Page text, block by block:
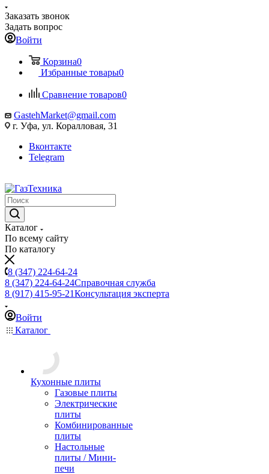
Заказать звонок
Задать вопрос
Войти
Корзина0
Избранные товары0
Сравнение товаров0
GastehMarket@gmail.com
г. Уфа, ул. Коралловая, 31
Вконтакте
Telegram
Каталог
По всему сайту
По каталогу
8 (347) 224-64-24
8 (347) 224-64-24Справочная служба
8 (917) 415-95-21Консультация эксперта
Войти
Каталог
Кухонные плиты
Газовые плиты
Электрические
плиты
Комбинированные
плиты
Настольные
плиты / Мини-
печи